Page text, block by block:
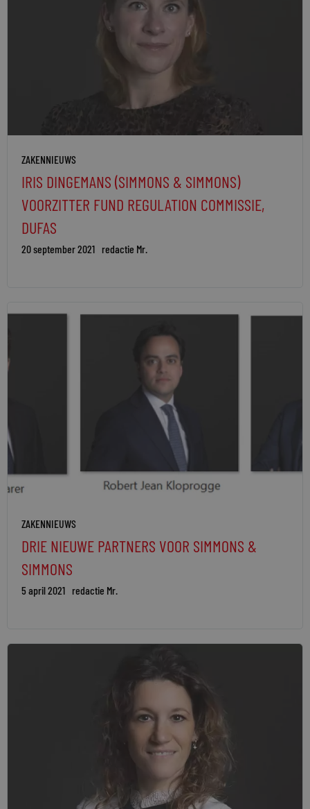
ZAKENNIEUWS
IRIS DINGEMANS (SIMMONS & SIMMONS)
VOORZITTER FUND REGULATION COMMISSIE,
DUFAS
20 september 2021 redactie Mr.
ZAKENNIEUWS
DRIE NIEUWE PARTNERS VOOR SIMMONS &
SIMMONS
5 april 2021 redactie Mr.